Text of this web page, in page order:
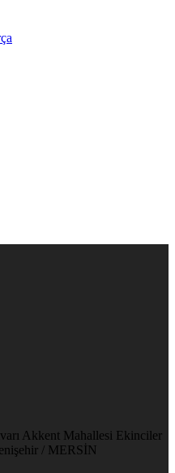
Akkent Mahallesi Ekinciler
/ MERSİN